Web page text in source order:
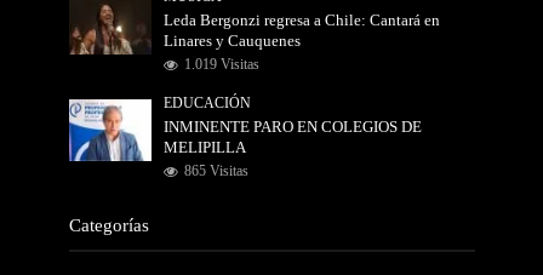
Leda Bergonzi regresa a Chile: Cantará en
Linares y Cauquenes
1.019 Visitas
EDUCACIÓN
INMINENTE PARO EN COLEGIOS DE
MELIPILLA
865 Visitas
Categorías